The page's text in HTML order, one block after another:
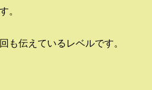
。
も伝えているレベルです。